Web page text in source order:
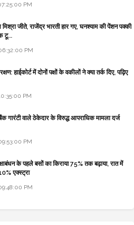
PM
मिश्रा जीते, राजेंद्र भारती हार गए, घनश्याम की पेंशन पक्की
टू...
PM
हाईकोर्ट में दोनों पक्षों के वकीलों ने क्या तर्क दिए, पढ़िए
PM
गारंटी वाले ठेकेदार के विरुद्ध आपराधिक मामला दर्ज
PM
के पहले बसों का किराया 75% तक बढ़ाया, रात में
एक्स्ट्रा
PM